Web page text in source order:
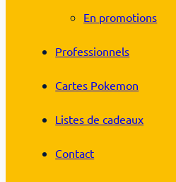
En promotions
Professionnels
Cartes Pokemon
Listes de cadeaux
Contact